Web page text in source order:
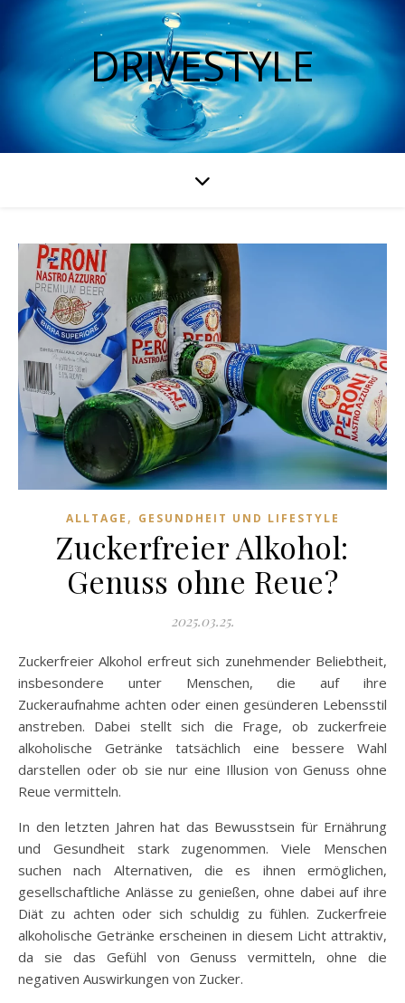
DRIVESTYLE
ALLTAGE , GESUNDHEIT UND LIFESTYLE
Zuckerfreier Alkohol:
Genuss ohne Reue?
2025.03.25.
Zuckerfreier Alkohol erfreut sich zunehmender Beliebtheit,
insbesondere unter Menschen, die auf ihre
Zuckeraufnahme achten oder einen gesünderen Lebensstil
anstreben. Dabei stellt sich die Frage, ob zuckerfreie
alkoholische Getränke tatsächlich eine bessere Wahl
darstellen oder ob sie nur eine Illusion von Genuss ohne
Reue vermitteln.
In den letzten Jahren hat das Bewusstsein für Ernährung
und Gesundheit stark zugenommen. Viele Menschen
suchen nach Alternativen, die es ihnen ermöglichen,
gesellschaftliche Anlässe zu genießen, ohne dabei auf ihre
Diät zu achten oder sich schuldig zu fühlen. Zuckerfreie
alkoholische Getränke erscheinen in diesem Licht attraktiv,
da sie das Gefühl von Genuss vermitteln, ohne die
negativen Auswirkungen von Zucker.